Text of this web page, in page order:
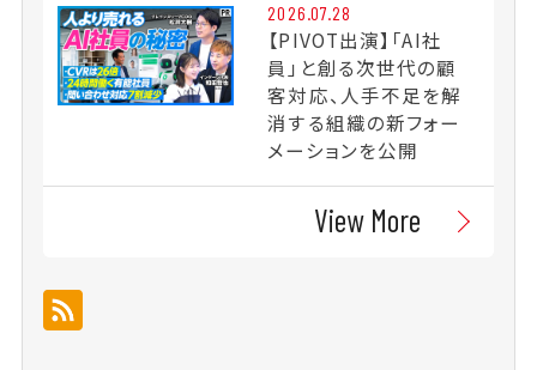
2026.07.28
【PIVOT出演】「AI社
員」と創る次世代の顧
客対応、人手不足を解
消する組織の新フォー
メーションを公開
View More